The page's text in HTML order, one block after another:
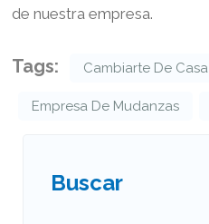
de nuestra empresa.
Tags: Cambiarte De Casa
Empresa De Mudanzas
Buscar